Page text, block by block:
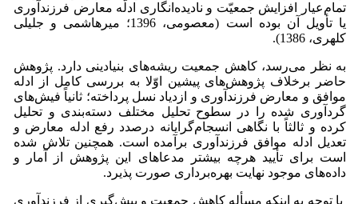
تمام‌عیار افزایش جمعیّت و نادیده‌انگاری ادلّه معارض فرزندآوری
یا تأویل آن بوده است (معصومی، 1396؛ میرهاشمی و جلیلی
کلهری، 1386).
به نظر می‌رسد، کاهش جمعیت ریشه‌های بنیادینی دارد. پژوهش
حاضر برخلاف پژوهش‌های پیشین اوّلا به بررسی کامل از ادله
موافق و معارض فرزندآوری و ازدیاد نسل پرداخته؛ ثانیاً فیش‌های
گردآوری شده را در سطوح تحلیل مختلف دسته‌بندی و تحلیل
کرده‌ و ثالثاً با نگاهی انسجام‌گرایانه درصدد رفع ادله معارض و
تعدیل ادله موافق فرزندآوری برآمده است. همچنین تلاش شده‌
است برای تأیید هرچه بیشتر مدعاهای این پژوهش از آمار و
داده‌های موجود نهایت بهره‌برداری صورت پذیرد.
با توجه به اینکه مسأله کاهش جمعیت و پیش‌گیری از فرزندآوری